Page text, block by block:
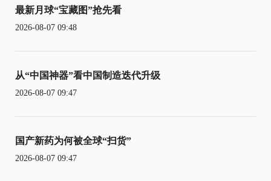
最新月球“宝藏图”抢先看
2026-08-07 09:48
从“中国神器”看中国制造迭代升级
2026-08-07 09:47
国产新药为何被全球“扫货”
2026-08-07 09:47